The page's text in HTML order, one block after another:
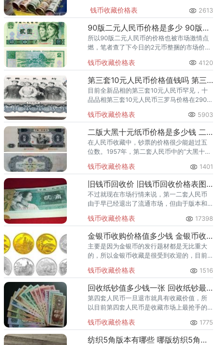
人民币整版钞（大炮筒）
钱币收藏价格表 2613
90版二元人民币价格是多少 90版二元人民币收藏价格表
所以90版二元人民币的价格也被市场激情点
燃，笔者查了下今日的2元币整捆的市场价格
左右。
钱币收藏价格表 4120
第三套10元人民币价格值钱吗 第三套10元人民币最新价格表
目前全新品相的第三套10元人民币罕见，十
品品相第三套10元人民币三罗马价格在290元
钱币收藏价格表 5903
二版大黑十元纸币价格是多少钱 二版大黑十元纸币最新价格表
在人民币收藏中，钞票的价格很少能超过五
位数。1957年，第二套人民币中的“大黑十
人民币很快被召回，造成了非常稀缺的数
量。
钱币收藏价格表 1401
旧钱币回收价 旧钱币回收价格表图片大全
不过就现在市场行情来说，第一二套人民币
由于早已经退出了流通市场，但由于版本和
选择。目前全新的一套第一版人民币市场价
值在300万左右。
钱币收藏价格表 17398
金银币收购价格值多少钱 金银币收购最新价格一览表
主要是因为金银币的发行题材都是无比重大
的，所以金银币收藏是很受到欢迎的，目前
来的市场上，这些熊猫纪念金银币价格还会
有更进一步的拓展。
钱币收藏价格表 1516
回收纸钞值多少钱一张 回收纸钞最新价格表一览
第四套人民币一旦退市就具有收藏价值，所
以目前第四套人民币是收藏市场上最抢手的
钱币收藏价格表 1775
纺织5角版本有哪些 哪版纺织5角最值钱